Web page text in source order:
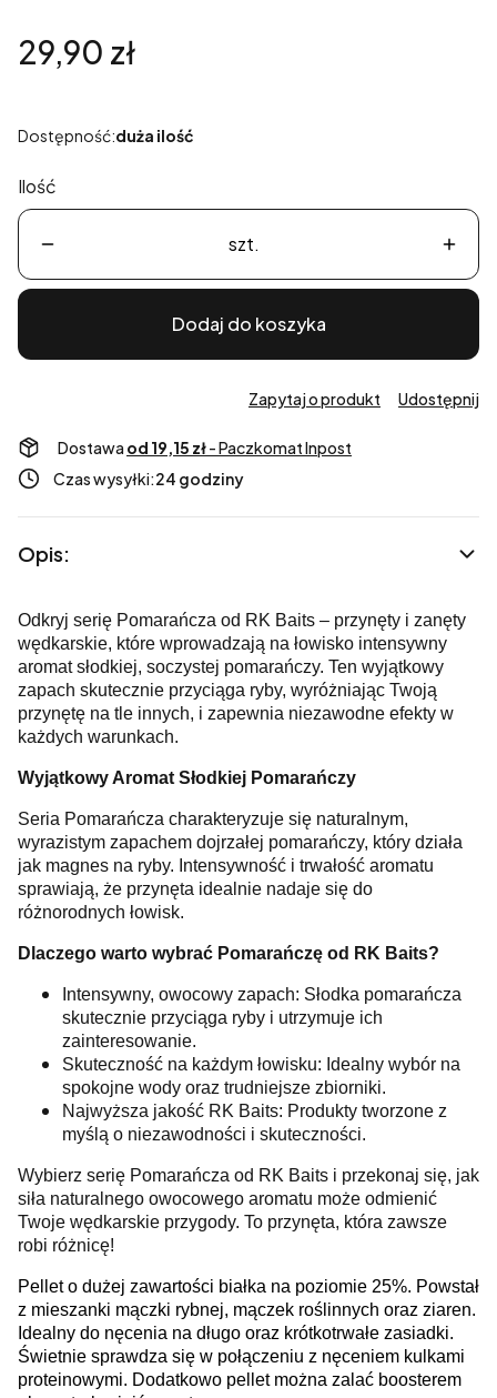
Cena
29,90 zł
Dostępność:duża ilość
Ilość
szt.
Dodaj do koszyka
Zapytaj o produkt Udostępnij
Dostawa od 19,15 zł- Paczkomat Inpost
Czas wysyłki:24 godziny
Opis:
Odkryj serię Pomarańcza od RK Baits – przynęty i zanęty
wędkarskie, które wprowadzają na łowisko intensywny
aromat słodkiej, soczystej pomarańczy. Ten wyjątkowy
zapach skutecznie przyciąga ryby, wyróżniając Twoją
przynętę na tle innych, i zapewnia niezawodne efekty w
każdych warunkach.
Wyjątkowy Aromat Słodkiej Pomarańczy
Seria Pomarańcza charakteryzuje się naturalnym,
wyrazistym zapachem dojrzałej pomarańczy, który działa
jak magnes na ryby. Intensywność i trwałość aromatu
sprawiają, że przynęta idealnie nadaje się do
różnorodnych łowisk.
Dlaczego warto wybrać Pomarańczę od RK Baits?
Intensywny, owocowy zapach: Słodka pomarańcza
skutecznie przyciąga ryby i utrzymuje ich
zainteresowanie.
Skuteczność na każdym łowisku: Idealny wybór na
spokojne wody oraz trudniejsze zbiorniki.
Najwyższa jakość RK Baits: Produkty tworzone z
myślą o niezawodności i skuteczności.
Wybierz serię Pomarańcza od RK Baits i przekonaj się, jak
siła naturalnego owocowego aromatu może odmienić
Twoje wędkarskie przygody. To przynęta, która zawsze
robi różnicę!
Pellet o dużej zawartości białka na poziomie 25%. Powstał
z mieszanki mączki rybnej, mączek roślinnych oraz ziaren.
Idealny do nęcenia na długo oraz krótkotrwałe zasiadki.
Świetnie sprawdza się w połączeniu z nęceniem kulkami
proteinowymi. Dodatkowo pellet można zalać boosterem